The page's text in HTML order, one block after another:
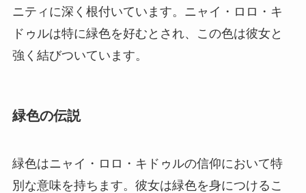
ニティに深く根付いています。ニャイ・ロロ・キ
ドゥルは特に緑色を好むとされ、この色は彼女と
強く結びついています。
緑色の伝説
緑色はニャイ・ロロ・キドゥルの信仰において特
別な意味を持ちます。彼女は緑色を身につけるこ